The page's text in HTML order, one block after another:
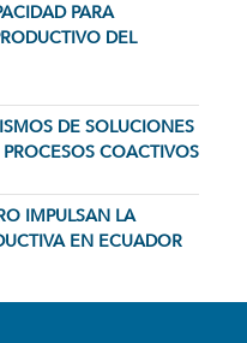
PARA
DEL
DE SOLUCIONES
COACTIVOS
IMPULSAN LA
EN ECUADOR